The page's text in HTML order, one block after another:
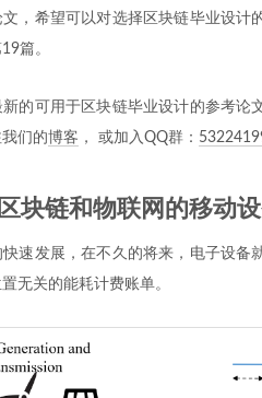
，希望可以对选择区块链毕业设计
篇。
的可用于区块链毕业设计的参考论
们的博客 ， 或加入QQ群：
块链和物联网的移动
快速发展，在不久的将来，电子设
无关的能耗计费账单。